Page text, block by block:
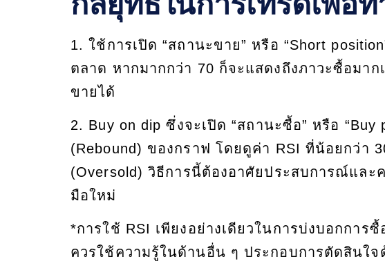
1. ใช้การเปิด “สถานะขาย” หรือ “Short
ตลาด หากมากกว่า 70 ก็จะแสดงถึงภาวะซื้อมาก
ขายได้
2. Buy on dip ซึ่งจะเปิด “สถานะซื้อ” หรือ
(Rebound) ของกราฟ โดยดูค่า RSI ที่น้อยกว่า
(Oversold) วิธีการนี้ต้องอาศัยประสบการณ์แล
มือใหม่
*การใช้ RSI เพียงอย่างเดียวในการบ่งบอกการ
ควรใช้ความรู้ในด้านอื่น ๆ ประกอบการตัดสินใจ